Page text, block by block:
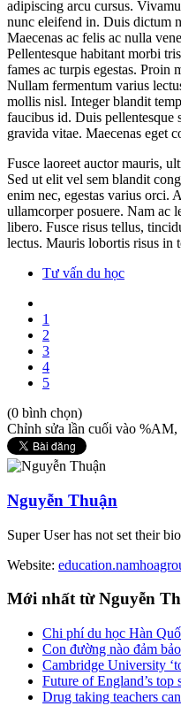
adipiscing arcu cursus.
nunc eleifend in. Duis dictum
Maecenas ac felis ac nulla
Pellentesque habitant morbi
fames ac turpis egestas. Proin
Nullam fermentum varius
mollis nisl. Integer blandit
faucibus id. Duis pellentesque
gravida vitae. Maecenas eget
Fusce laoreet auctor mauris,
Sed ut elit vel sem blandit
enim nec, egestas varius orci.
ullamcorper posuere. Nam ac
libero. Fusce risus tellus,
lectus. Mauris lobortis risus in
Tư vấn du học
1
2
3
4
5
(0 bình chọn)
Chỉnh sửa lần cuối vào
Nguyễn Thuận
Super User has not set their
Website:
Mới nhất từ Nguyễn
Chi phí du học Hàn
Con đường nào đảm
Cambridge University
Future of England’s top
Drug taking teachers